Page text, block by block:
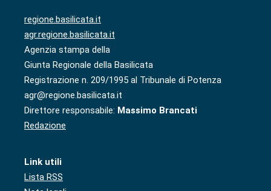
regione.basilicata.it
agr.regione.basilicata.it
Agenzia stampa della
Giunta Regionale della Basilicata
Registrazione n. 209/1995 al Tribunale di Potenza
agr@regione.basilicata.it
Direttore responsabile: Massimo Brancati
Redazione
Link utili
Lista RSS